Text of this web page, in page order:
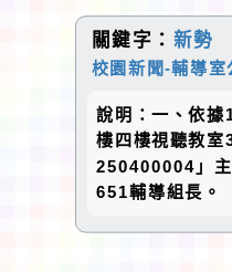
關鍵字： 新勢
校園新聞-輔導室
說明：一、依
樓四樓視聽教室
250400004」
651輔導組長。